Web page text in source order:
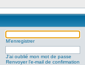
M’enregistrer
J’ai oublié mon mot de passe
Renvoyer l’e-mail de confirmation